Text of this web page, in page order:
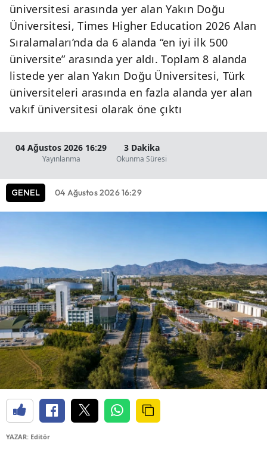
üniversitesi arasında yer alan Yakın Doğu
Üniversitesi, Times Higher Education 2026 Alan
Sıralamaları’nda da 6 alanda “en iyi ilk 500
üniversite” arasında yer aldı. Toplam 8 alanda
listede yer alan Yakın Doğu Üniversitesi, Türk
üniversiteleri arasında en fazla alanda yer alan
vakıf üniversitesi olarak öne çıktı
04 Ağustos 2026 16:29
Yayınlanma
3 Dakika
Okunma Süresi
GENEL 04 Ağustos 2026 16:29
YAZAR: Editör